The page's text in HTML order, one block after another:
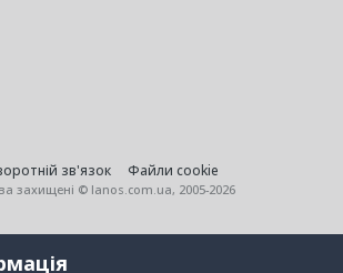
зв'язок Файли cookie
захищені © lanos.com.ua, 2005-2026